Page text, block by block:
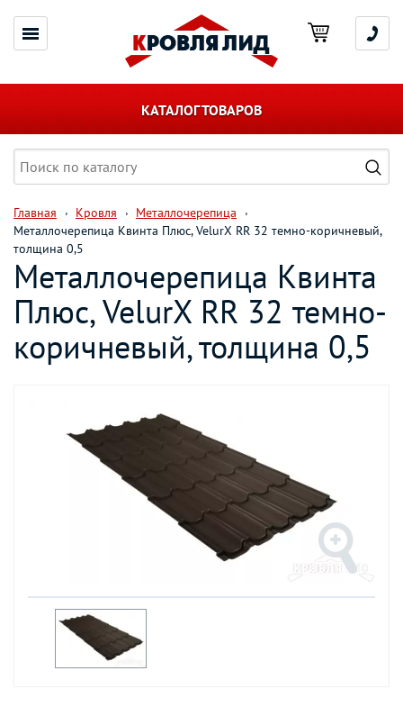
КАТАЛОГ ТОВАРОВ
Главная Кровля
Металлочерепица
Металлочерепица Квинта Плюс, VelurХ RR 32 темно-коричневый,
толщина 0,5
Металлочерепица Квинта
Плюс, VelurХ RR 32 темно-
коричневый, толщина 0,5